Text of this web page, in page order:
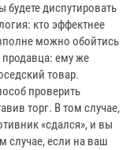
будете диспутировать
кто эффектнее
можно обойтись
ему же
товар.
проверить
торг. В том случае,
«сдался», и вы
случае, если на ваш